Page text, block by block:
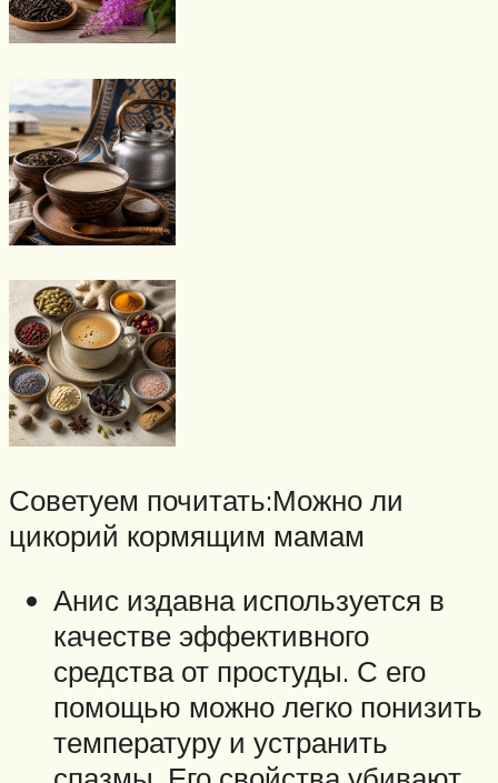
Советуем почитать:Можно ли
цикорий кормящим мамам
Анис издавна используется в
качестве эффективного
средства от простуды. С его
помощью можно легко понизить
температуру и устранить